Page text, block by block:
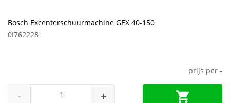
Bosch Excenterschuurmachine GEX 40-150
0I762228
prijs per -
- +